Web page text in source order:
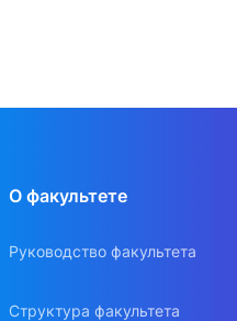
О факультете
Руководство факультета
Структура факультета